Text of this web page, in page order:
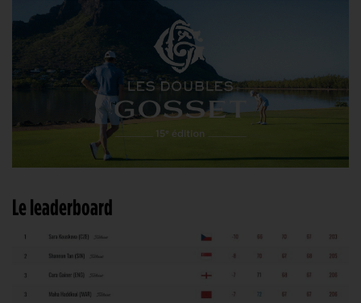
Le leaderboard